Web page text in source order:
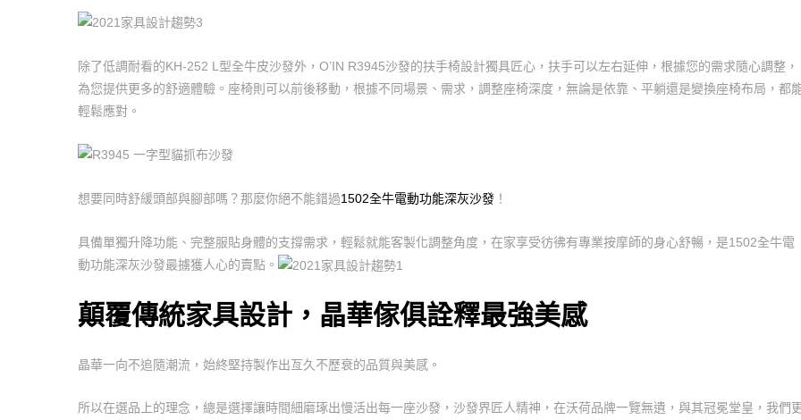
除了低調耐看的KH-252 L型全牛皮沙發外，O’IN R3945沙發的扶手椅設計獨具匠心，扶手可以左右延伸，根據您的需求隨心調整，
為您提供更多的舒適體驗。座椅則可以前後移動，根據不同場景、需求，調整座椅深度，無論是依靠、平躺還是變換座椅布局，都
輕鬆應對。
想要同時舒緩頭部與腳部嗎？那麼你絕不能錯過1502全牛電動功能深灰沙發 ！
具備單獨升降功能、完整服貼身體的支撐需求，輕鬆就能客製化調整角度，在家享受彷彿有專業按摩師的身心舒暢，是1502全牛電
動功能深灰沙發最擄獲人心的賣點。
顛覆傳統家具設計，晶華傢俱詮釋最強美感
晶華一向不追隨潮流，始終堅持製作出亙久不歷衰的品質與美感。
所以在選品上的理念，總是選擇讓時間細磨琢出慢活出每一座沙發，沙發界匠人精神，在沃荷品牌一覽無遺，與其冠冕堂皇，我們